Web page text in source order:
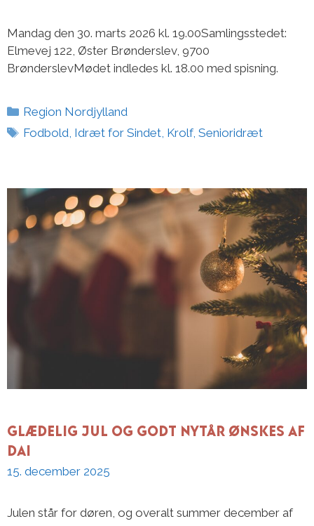
Mandag den 30. marts 2026 kl. 19.00Samlingsstedet:
Elmevej 122, Øster Brønderslev, 9700
BrønderslevMødet indledes kl. 18.00 med spisning.
Kategorier
Region Nordjylland
Tags
Fodbold Idræt for Sindet Krolf,Senioridræt
Glædelig Jul og godt Nytår ønskes af
DAI
15. december 2025
Julen står for døren, og overalt summer december af